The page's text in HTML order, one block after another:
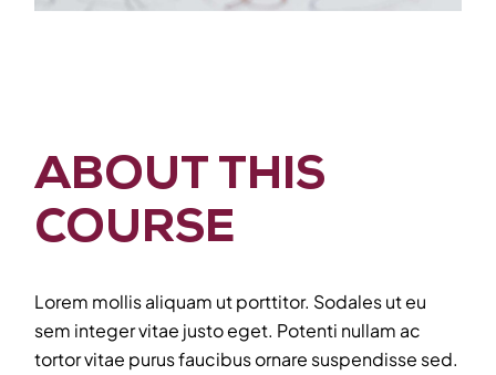
ABOUT THIS
COURSE
Lorem mollis aliquam ut porttitor. Sodales ut eu
sem integer vitae justo eget. Potenti nullam ac
tortor vitae purus faucibus ornare suspendisse sed.